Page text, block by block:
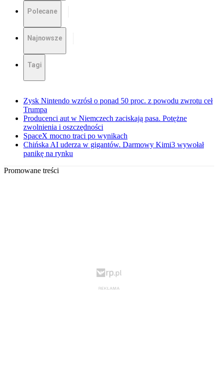
Polecane
Najnowsze
Tagi
Zysk Nintendo wzrósł o ponad 50 proc. z powodu zwrotu ceł
Trumpa
Producenci aut w Niemczech zaciskają pasa. Potężne
zwolnienia i oszczędności
SpaceX mocno traci po wynikach
Chińska AI uderza w gigantów. Darmowy Kimi3 wywołał
panikę na rynku
Promowane treści